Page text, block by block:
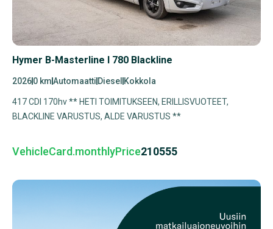
Hymer B-Masterline I 780 Blackline
20260 kmAutomaatti Diesel Kokkola
417 CDI 170hv ** HETI TOIMITUKSEEN, ERILLISVUOTEET,
BLACKLINE VARUSTUS, ALDE VARUSTUS **
VehicleCard.monthlyPrice210555